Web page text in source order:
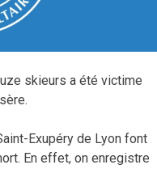
skieurs a été victime
Exupéry de Lyon font
En effet, on enregistre